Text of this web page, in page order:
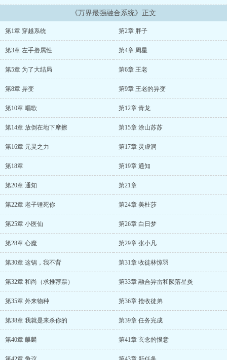
《万界最强融合系统》正文
第1章 穿越系统 第2章 胖子
第3章 左手撸属性 第4章 周星
第5章 为了大结局 第6章 王老
第8章 异变 第9章 王老的异变
第10章 唱歌 第12章 青龙
第14章 放倒在地下摩擦 第15章 涂山苏苏
第16章 元灵之力 第17章 灵虚洞
第18章 第19章 通知
第20章 通知 第21章
第22章 老子锤死你 第24章 美杜莎
第25章 小医仙 第26章 白日梦
第28章 心魔 第29章 张小凡
第30章 这锅，我不背 第31章 收徒林惊羽
第32章 和尚（求推荐票） 第33章 融合异雷和陨落星炎
第35章 外来物种 第36章 抢收徒弟
第38章 我就是来杀你的 第39章 任务完成
第40章 麒麟 第41章 玄念的恨意